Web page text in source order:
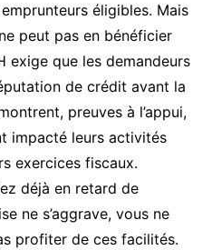
éligibles. Mais
peut pas en bénéficier
exige que les demandeurs
de crédit avant la
preuves à l’appui,
impacté leurs activités
exercices fiscaux.
déjà en retard de
ne s’aggrave, vous ne
profiter de ces facilités.